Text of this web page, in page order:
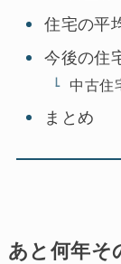
住宅の平
今後の住
中古住
まとめ
あと何年そ